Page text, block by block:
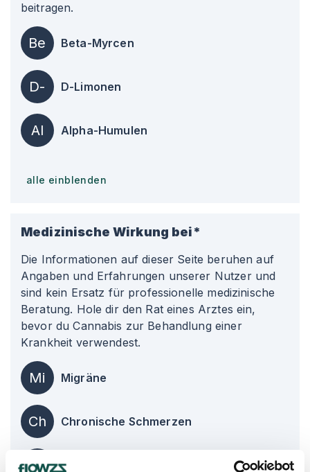
beitragen.
Be Beta-Myrcen
D- D-Limonen
Al Alpha-Humulen
alle einblenden
Medizinische Wirkung bei*
Die Informationen auf dieser Seite beruhen auf
Angaben und Erfahrungen unserer Nutzer und
sind kein Ersatz für professionelle medizinische
Beratung. Hole dir den Rat eines Arztes ein,
bevor du Cannabis zur Behandlung einer
Krankheit verwendest.
Mi Migräne
Ch Chronische Schmerzen
Sc Schlafstörungen